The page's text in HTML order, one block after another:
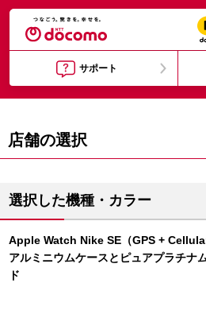
サポート
店舗の選択
選択した機種・カラー
Apple Watch Nike SE（GPS +
アルミニウムケースとピュアプラチナ
ド